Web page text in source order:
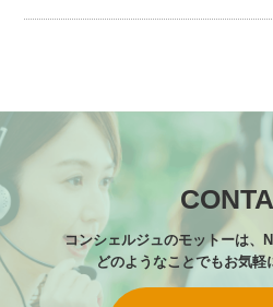
コンシェルジュのモットーは、
どのようなことでもお気軽